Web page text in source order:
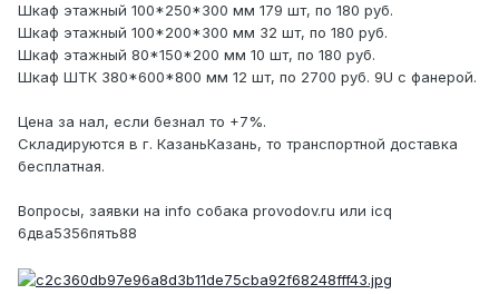
Шкаф этажный 100*250*300 мм 179 шт, по 180 руб.
Шкаф этажный 100*200*300 мм 32 шт, по 180 руб.
Шкаф этажный 80*150*200 мм 10 шт, по 180 руб.
Шкаф ШТК 380*600*800 мм 12 шт, по 2700 руб. 9U c фанерой.
Цена за нал, если безнал то +7%.
Складируются в г. КазаньКазань, то транспортной доставка
бесплатная.
Вопросы, заявки на info собака provodov.ru или icq
6два5356пять88